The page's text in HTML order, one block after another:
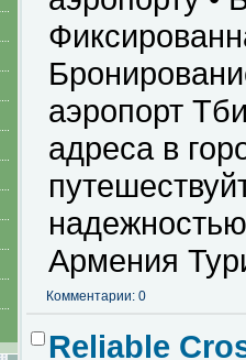
аэропорт
адреса в
Армения
Комментарии: 0
Reliable